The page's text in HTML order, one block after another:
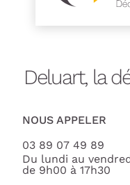
Deluart, la
NOUS APPELER
03 89 07 49 89
Du lundi au
de 9h00 à 17h30